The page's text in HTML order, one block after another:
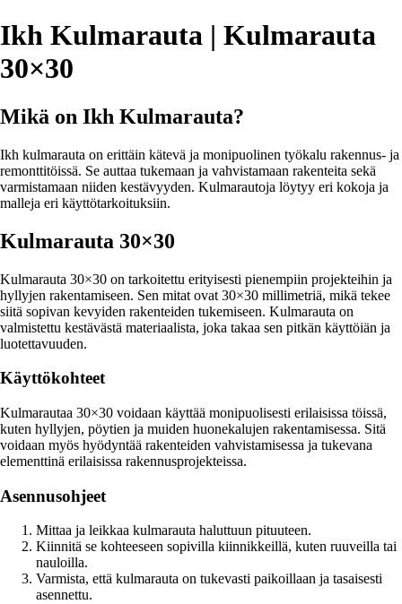
Ikh Kulmarauta | Kulmarauta
30×30
Mikä on Ikh Kulmarauta?
Ikh kulmarauta on erittäin kätevä ja monipuolinen työkalu rakennus- ja
remonttitöissä. Se auttaa tukemaan ja vahvistamaan rakenteita sekä
varmistamaan niiden kestävyyden. Kulmarautoja löytyy eri kokoja ja
malleja eri käyttötarkoituksiin.
Kulmarauta 30×30
Kulmarauta 30×30 on tarkoitettu erityisesti pienempiin projekteihin ja
hyllyjen rakentamiseen. Sen mitat ovat 30×30 millimetriä, mikä tekee
siitä sopivan kevyiden rakenteiden tukemiseen. Kulmarauta on
valmistettu kestävästä materiaalista, joka takaa sen pitkän käyttöiän ja
luotettavuuden.
Käyttökohteet
Kulmarautaa 30×30 voidaan käyttää monipuolisesti erilaisissa töissä,
kuten hyllyjen, pöytien ja muiden huonekalujen rakentamisessa. Sitä
voidaan myös hyödyntää rakenteiden vahvistamisessa ja tukevana
elementtinä erilaisissa rakennusprojekteissa.
Asennusohjeet
Mittaa ja leikkaa kulmarauta haluttuun pituuteen.
Kiinnitä se kohteeseen sopivilla kiinnikkeillä, kuten ruuveilla tai
nauloilla.
Varmista, että kulmarauta on tukevasti paikoillaan ja tasaisesti
asennettu.